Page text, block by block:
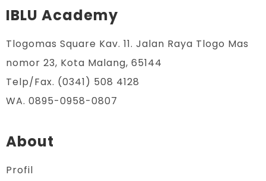
IBLU Academy
Tlogomas Square Kav. 11. Jalan Raya Tlogo Mas
nomor 23, Kota Malang, 65144
Telp/Fax. (0341) 508 4128
WA. 0895-0958-0807
About
Profil